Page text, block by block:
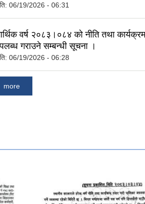
06/19/2026 - 06:31
वर्ष २०८३।०८४ को नीति तथा
गराउने सम्बन्धी सूचना ।
06/19/2026 - 06:28
more